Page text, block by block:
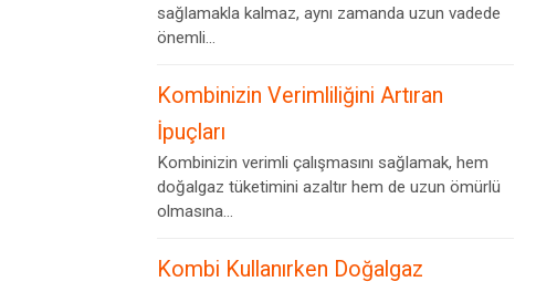
sağlamakla kalmaz, aynı zamanda uzun vadede
önemli...
Kombinizin Verimliliğini Artıran
İpuçları
Kombinizin verimli çalışmasını sağlamak, hem
doğalgaz tüketimini azaltır hem de uzun ömürlü
olmasına...
Kombi Kullanırken Doğalgaz